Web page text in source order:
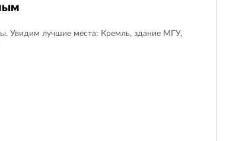
Увидим лучшие места: Кремль, здание МГУ,